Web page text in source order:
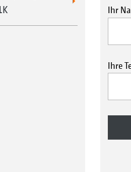
Ihr
Ihre